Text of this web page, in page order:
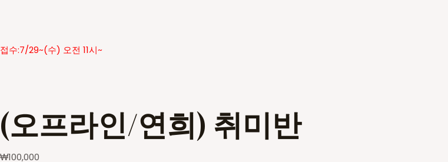
접수:7/29~(수) 오전 11시~
(오프라인/연희) 취미반
₩100,000